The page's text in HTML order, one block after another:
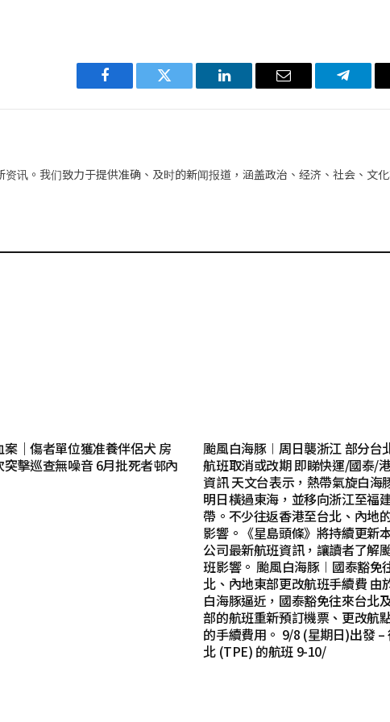
Facebook Twitter LinkedIn 电
讯。我们致力于提供准确、及时的新闻报道，涵盖政治、经济、社会、文
案｜傷者單位獲准養伴侶犬 房
突擊巡查無噪音 6月批死者邨內
颱風白海豚︱周日襲浙江 部分台
航班取消或改期 即睇快運/國泰/
資訊 天文台表示，熱帶氣旋白海
明日橫過東海，並移向浙江至福
帶。不少往返香港至台北、內地
影響。《星島頭條》將持續更新
公司最新航班資訊，讓讀者了解
班影響。 颱風白海豚︱國泰豁免
北、內地東部更改航班手續費 由
白海豚逼近，國泰豁免往來台北
部的航班重新預訂機票、更改航
的手續費用。 9/8 (星期日)出發 –
北 (TPE) 的航班 9-10/